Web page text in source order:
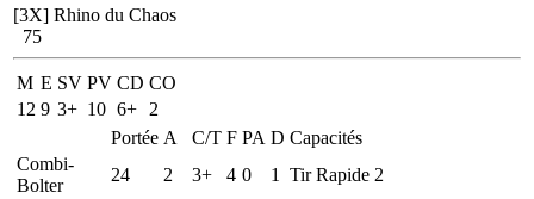
[3X] Rhino du Chaos
75
M E SV PV CD CO
12 9 3+ 10 6+
2
Portée A C/T F PA D Capacités
Combi-
Bolter
24 2 3+ 4 0 1
Tir Rapide 2